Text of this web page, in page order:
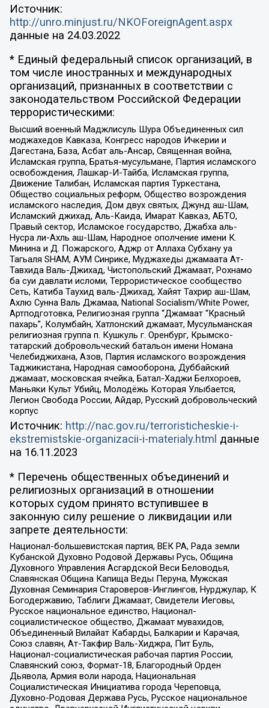
Источник:
http://unro.minjust.ru/NKOForeignAgent.aspx
данные на 24.03.2022
* Единый федеральный список организаций, в
том числе иностранных и международных
организаций, признанных в соответствии с
законодательством Российской Федерации
террористическими:
Высший военный Маджлисуль Шура Объединенных сил
моджахедов Кавказа, Конгресс народов Ичкерии и
Дагестана, База, Асбат аль-Ансар, Священная война,
Исламская группа, Братья-мусульмане, Партия исламского
освобождения, Лашкар-И-Тайба, Исламская группа,
Движение Талибан, Исламская партия Туркестана,
Общество социальных реформ, Общество возрождения
исламского наследия, Дом двух святых, Джунд аш-Шам,
Исламский джихад, Аль-Каида, Имарат Кавказ, АБТО,
Правый сектор, Исламское государство, Джабха аль-
Нусра ли-Ахль аш-Шам, Народное ополчение имени К.
Минина и Д. Пожарского, Аджр от Аллаха Субхану уа
Тагьаля SHAM, АУМ Синрике, Муджахеды джамаата Ат-
Тавхида Валь-Джихад, Чистопольский Джамаат, Рохнамо
ба суи давлати исломи, Террористическое сообщество
Сеть, Катиба Таухид валь-Джихад, Хайят Тахрир аш-Шам,
Ахлю Сунна Валь Джамаа, National Socialism/White Power,
Артподготовка, Религиозная группа “Джамаат “Красный
пахарь”, Колумбайн, Хатлонский джамаат, Мусульманская
религиозная группа п. Кушкуль г. Оренбург, Крымско-
татарский добровольческий батальон имени Номана
Челебиджихана, Азов, Партия исламского возрождения
Таджикистана, Народная самооборона, Дуббайский
джамаат, московская ячейка, Батал-Хаджи Белхороев,
Маньяки Культ Убийц, Молодёжь Которая Улыбается,
Легион Свобода России, Айдар, Русский добровольческий
корпус
Источник: http://nac.gov.ru/terroristicheskie-i-
ekstremistskie-organizacii-i-materialy.html данные
на 16.11.2023
* Перечень общественных объединений и
религиозных организаций в отношении
которых судом принято вступившее в
законную силу решение о ликвидации или
запрете деятельности:
Национал-большевистская партия, ВЕК РА, Рада земли
Кубанской Духовно Родовой Державы Русь, Община
Духовного Управления Асгардской Веси Беловодья,
Славянская Община Капища Веды Перуна, Мужская
Духовная Семинария Староверов-Инглингов, Нурджулар, К
Богодержавию, Таблиги Джамаат, Свидетели Иеговы,
Русское национальное единство, Национал-
социалистическое общество, Джамаат мувахидов,
Объединенный Вилайат Кабарды, Балкарии и Карачая,
Союз славян, Ат-Такфир Валь-Хиджра, Пит Буль,
Национал-социалистическая рабочая партия России,
Славянский союз, Формат-18, Благородный Орден
Дьявола, Армия воли народа, Национальная
Социалистическая Инициатива города Череповца,
Духовно-Родовая Держава Русь, Русское национальное